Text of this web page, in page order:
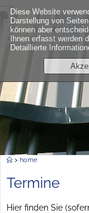
Diese Website
Darstellung von
können aber
Ihnen erfasst werden
Detaillierte
-->
Georg-Friedrich-
Berlin Friedrichshain
Frankfurter Allee 6a
> home
Termine
Hier finden Sie